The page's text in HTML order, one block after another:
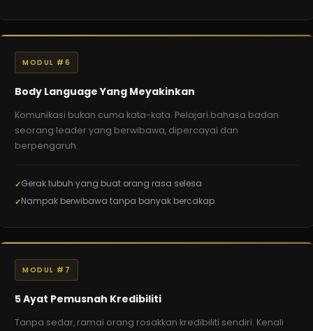
MODUL #6
Body Language Yang Meyakinkan
Komunikasi bukan cuma kata-kata. Pelajari bahasa badan
seorang leader yang berwibawa, dipercayai dan
berpengaruh.
Gerak tubuh yang buat orang rasa selesa
Nampak berwibawa tanpa banyak bercakap
MODUL #7
5 Ayat Pemusnah Kredibiliti
Tanpa sedar, ramai orang rosakkan kredibiliti sendiri. Kenali